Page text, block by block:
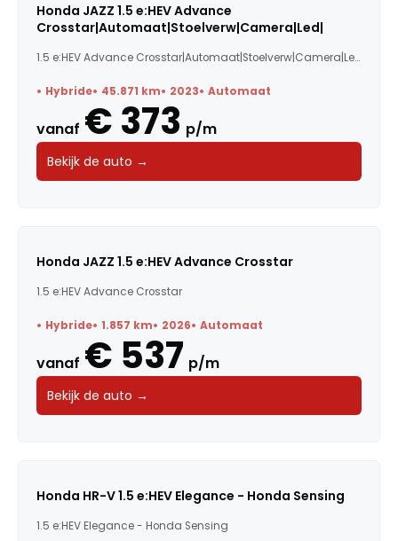
Honda JAZZ 1.5 e:HEV Advance
Crosstar|Automaat|Stoelverw|Camera|Led|
1.5 e:HEV Advance Crosstar|Automaat|Stoelverw|Camera|Led|
Hybride 45.871 km 2023 Automaat
vanaf € 373 p/m
Bekijk de auto →
Honda JAZZ 1.5 e:HEV Advance Crosstar
1.5 e:HEV Advance Crosstar
Hybride 1.857 km 2026 Automaat
vanaf € 537 p/m
Bekijk de auto →
Honda HR-V 1.5 e:HEV Elegance - Honda Sensing
1.5 e:HEV Elegance - Honda Sensing